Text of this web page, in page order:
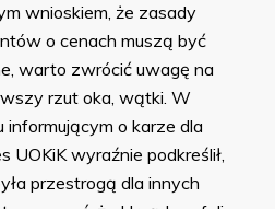
wnioskiem, że zasady
o cenach muszą być
warto zwrócić uwagę na
rzut oka, wątki. W
o karze dla
UOKiK wyraźnie podkreślił,
przestrogą dla innych